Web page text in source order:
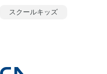
スクールキッズ